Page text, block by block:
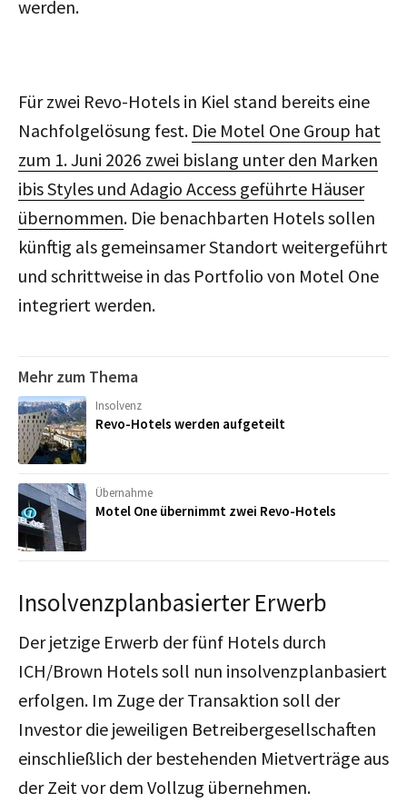
werden.
Für zwei Revo-Hotels in Kiel stand bereits eine
Nachfolgelösung fest. Die Motel One Group hat
zum 1. Juni 2026 zwei bislang unter den Marken
ibis Styles und Adagio Access geführte Häuser
übernommen. Die benachbarten Hotels sollen
künftig als gemeinsamer Standort weitergeführt
und schrittweise in das Portfolio von Motel One
integriert werden.
Mehr zum Thema
Insolvenz
Revo-Hotels werden aufgeteilt
Übernahme
Motel One übernimmt zwei Revo-Hotels
Insolvenzplanbasierter Erwerb
Der jetzige Erwerb der fünf Hotels durch
ICH/Brown Hotels soll nun insolvenzplanbasiert
erfolgen. Im Zuge der Transaktion soll der
Investor die jeweiligen Betreibergesellschaften
einschließlich der bestehenden Mietverträge aus
der Zeit vor dem Vollzug übernehmen.